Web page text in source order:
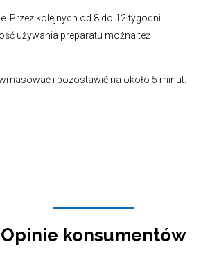
Przez kolejnych od 8 do 12 tygodni
używania preparatu można też
i pozostawić na około 5 minut.
Opinie konsumentów